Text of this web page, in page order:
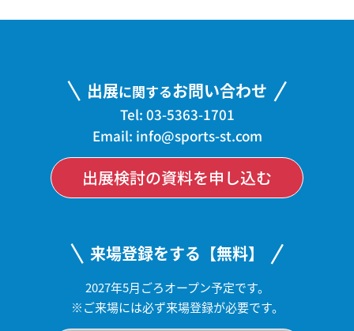
出展に関するお問い合わせ
Tel: 03-5363-1701
Email: info@sports-st.com
出展検討の資料を申し込む
来場登録をする【無料】
2027年5月ごろオープン予定です。
※ご来場には必ず来場登録が必要です。